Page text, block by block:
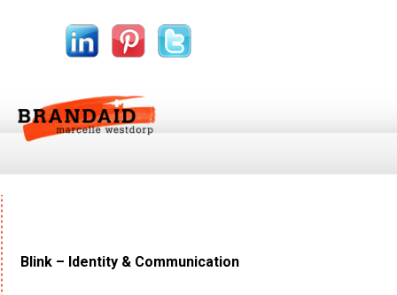
Blink – Identity & Communication